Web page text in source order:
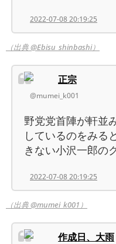
2022-07-08 20:19:25
（出典 @Ebisu_shinbashi）
正宗
@mumei_k001
野党党首陣が軒並
しているのをみる
きない小沢一郎の
2022-07-08 20:19:25
（出典 @mumei_k001）
作成日、大雨